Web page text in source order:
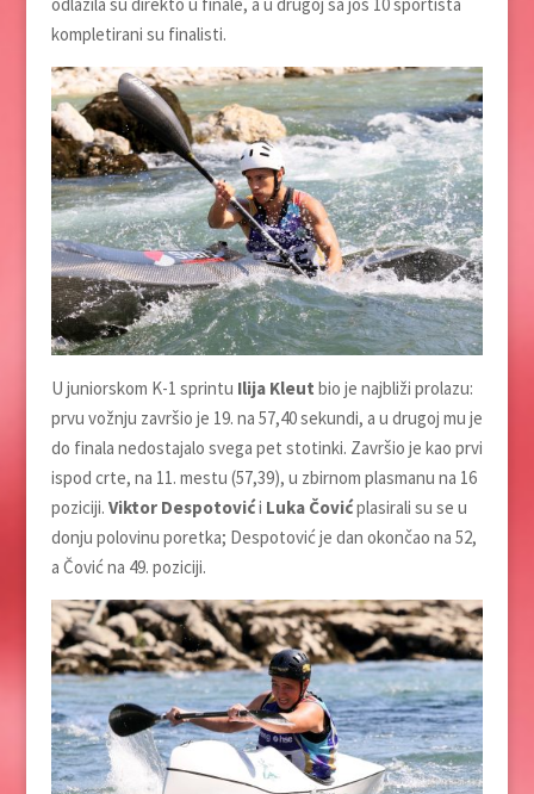
kompletirani su finalisti.
U juniorskom K-1 sprintu Ilija Kleut bio je najbliži prolazu:
prvu vožnju završio je 19. na 57,40 sekundi, a u drugoj mu je
do finala nedostajalo svega pet stotinki. Završio je kao prvi
ispod crte, na 11. mestu (57,39), u zbirnom plasmanu na 16
poziciji. Viktor Despotovići Luka Čovićplasirali su se u
donju polovinu poretka; Despotović je dan okončao na 52,
a Čović na 49. poziciji.